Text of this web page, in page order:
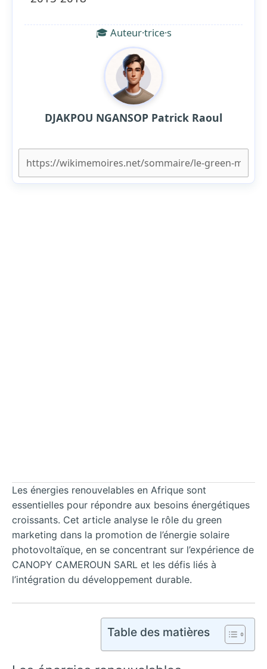
🎓 Auteur·trice·s
DJAKPOU NGANSOP Patrick Raoul
Les énergies renouvelables en Afrique sont
essentielles pour répondre aux besoins énergétiques
croissants. Cet article analyse le rôle du green
marketing dans la promotion de l’énergie solaire
photovoltaïque, en se concentrant sur l’expérience de
CANOPY CAMEROUN SARL et les défis liés à
l’intégration du développement durable.
Table des matières